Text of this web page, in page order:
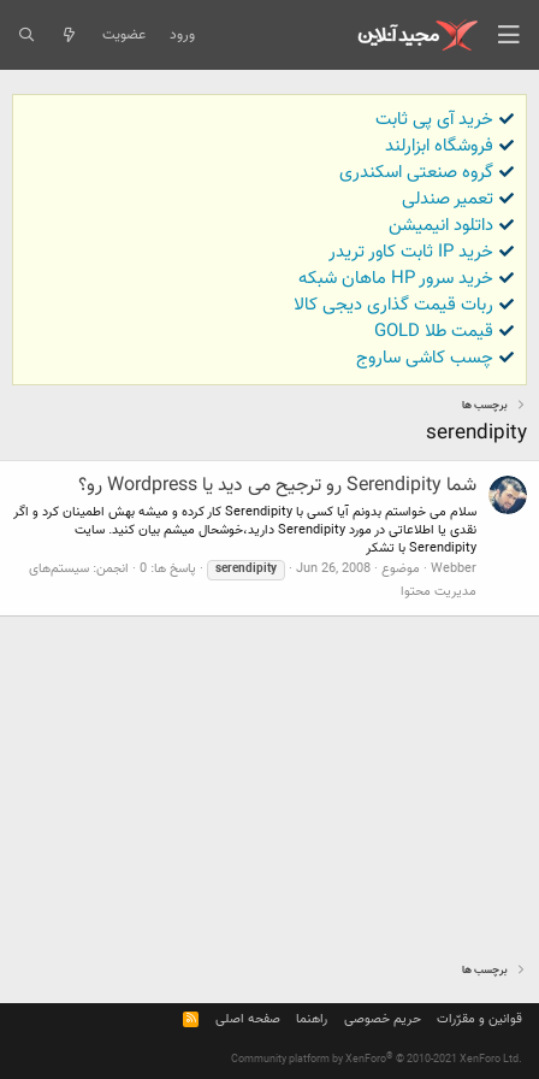
ورود عضویت
خرید آی پی ثابت
فروشگاه ابزارلند
گروه صنعتی اسکندری
تعمیر صندلی
داتلود انیمیشن
خرید IP ثابت کاور تریدر
خرید سرور HP ماهان شبکه
ربات قیمت گذاری دیجی کالا
قیمت طلا GOLD
چسب کاشی ساروج
برچسب ها
serendipity
شما Serendipity رو ترجیح می دید یا Wordpress رو؟
سلام می خواستم بدونم آیا کسی با Serendipity کار کرده و میشه بهش اطمینان کرد و اگر
نقدی یا اطلاعاتی در مورد Serendipity دارید،خوشحال میشم بیان کنید. سایت
Serendipity با تشکر
Webber موضوع Jun 26, 2008
serendipity پاسخ ها: 0 انجمن: سیستم‌های
مدیریت محتوا
برچسب ها
قوانین و مقرّرات حریم خصوصی راهنما صفحه اصلی
R
S
Community platform by XenForo® © 2010-2021 XenForo Ltd.